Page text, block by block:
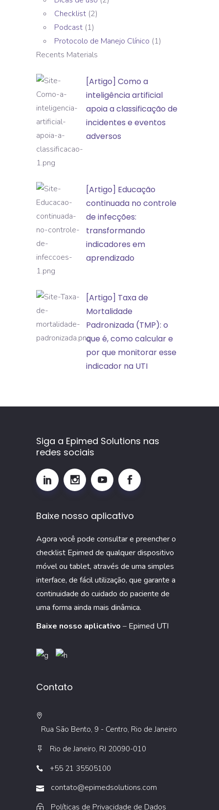
Checklist (2)
Podcast (1)
Protocolo de Manejo Clínico (1)
Recents Materials
[Artigo]
Como
a
inteligência
artificial
apoia
a
de
incidentes
e
eventos
adversos
[Artigo] Como a
inteligência artificial
apoia a classificação de
incidentes e eventos
adversos
[Artigo]
Educação
continuada
no
controle
de
infecções:
indicadores
em
aprendizado
[Artigo] Educação
continuada no controle
de infecções:
transformando
indicadores em
aprendizado
[Artigo]
Taxa
de
Mortalidade
é,
e
que
monitorar
indicador
UTI
[Artigo] Taxa de
Mortalidade
Padronizada (TMP): o
que é, como calcular e
por que monitorar esse
indicador na UTI
Siga a Epimed Solutions nas
redes sociais
Baixe nosso aplicativo
Agora você pode consultar e preencher o
checklist Epimed de qualquer dispositivo
móvel ou tablet, através de uma simples
interface, de fácil utilização, que garante a
continuidade do cuidado do paciente de
uma forma ainda mais dinâmica.
Baixe nosso aplicativo – Epimed UTI
Contato
Rua São Bento, 9 - Centro, Rio de Janeiro
Rio de Janeiro, RJ 20090-010
+55 21 35505100
contato@epimedsolutions.com
Políticas de Privacidade de Dados